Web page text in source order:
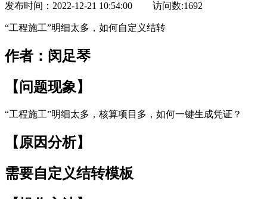
发布时间：2022-12-21 10:54:00 访问数:1692
“工程施工”明细太多，如何自定义结转
作者：闵足琴
【问题现象】
“工程施工”明细太多，核算项目多，如何一键生成凭证？
【原因分析】
需要自定义结转模板